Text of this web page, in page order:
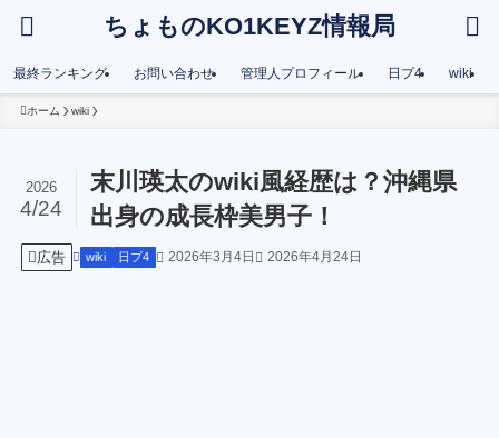
ちょものKO1KEYZ情報局
最終ランキング お問い合わせ 管理人プロフィール 日プ4 wiki
ホーム wiki
末川瑛太のwiki風経歴は？沖縄県
出身の成長枠美男子！
2026
4/24
広告 wiki 日プ4 2026年3月4日 2026年4月24日